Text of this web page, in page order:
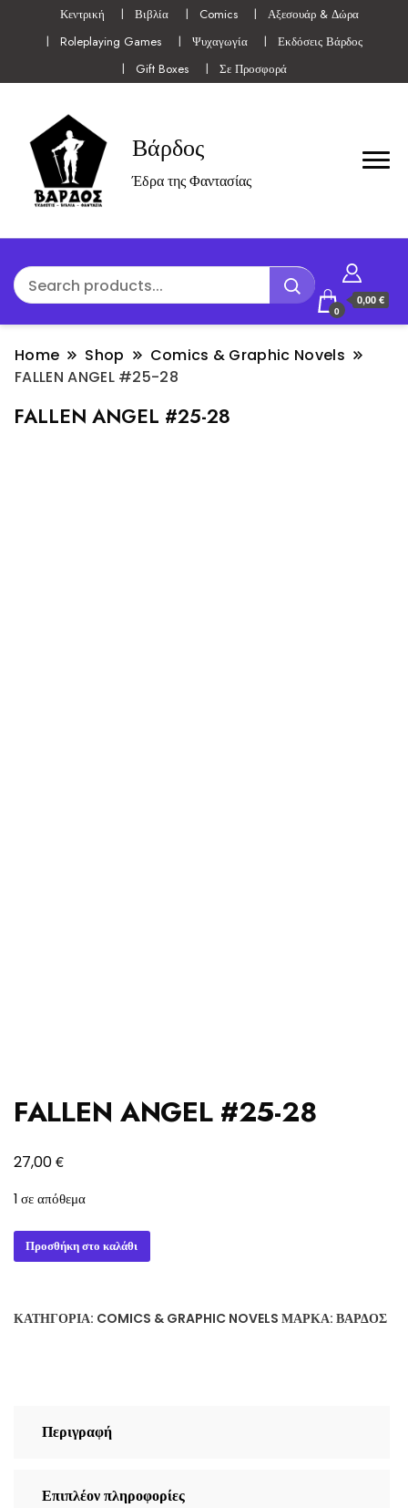
Κεντρική Βιβλία Comics
Αξεσουάρ & Δώρα
Roleplaying Games
Ψυχαγωγία
Εκδόσεις Βάρδος
Gift Boxes
Σε Προσφορά
Βάρδος
Έδρα της Φαντασίας
0
0,00 €
Home Shop
Comics & Graphic Novels
FALLEN ANGEL #25-28
FALLEN ANGEL #25-28
FALLEN ANGEL #25-28
27,00€
1 σε απόθεμα
FALLEN
ANGEL
ποσότητα
Προσθήκη στο καλάθι
ΚΑΤΗΓΟΡΊΑ: COMICS & GRAPHIC NOVELS ΜΆΡΚΑ: ΒΆΡΔΟΣ
Περιγραφή
Επιπλέον πληροφορίες